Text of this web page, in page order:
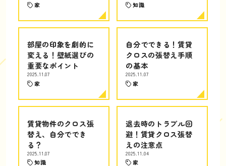
家 知識
部屋の印象を劇的に
変える！壁紙選びの
重要なポイント
2025.11.07
家
自分でできる！賃貸
クロスの張替え手順
の基本
2025.11.07
家
賃貸物件のクロス張
替え、自分ででき
る？
2025.11.07
知識
退去時のトラブル回
避！賃貸クロス張替
えの注意点
2025.11.04
家